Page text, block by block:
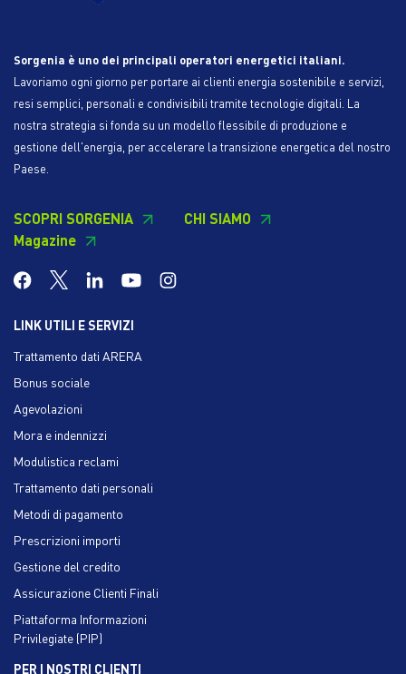
Sorgenia è uno dei principali operatori energetici italiani.
Lavoriamo ogni giorno per portare ai clienti energia sostenibile e servizi,
resi semplici, personali e condivisibili tramite tecnologie digitali. La
nostra strategia si fonda su un modello flessibile di produzione e
gestione dell'energia, per accelerare la transizione energetica del nostro
Paese.
SCOPRI SORGENIA
CHI SIAMO
Magazine
LINK UTILI E SERVIZI
Trattamento dati ARERA
Bonus sociale
Agevolazioni
Mora e indennizzi
Modulistica reclami
Trattamento dati personali
Metodi di pagamento
Prescrizioni importi
Gestione del credito
Assicurazione Clienti Finali
Piattaforma Informazioni
Privilegiate (PIP)
PER I NOSTRI CLIENTI